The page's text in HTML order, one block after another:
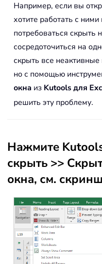
Например, если вы
хотите работать с
потребоваться скрыть
сосредоточиться на
скрыть все
но с помощью
окна из Kutools для
решить эту проблему.
Нажмите
скрыть >>
окна, см.